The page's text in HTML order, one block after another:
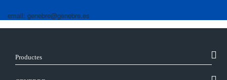
email: genebre@genebre.es
Productes